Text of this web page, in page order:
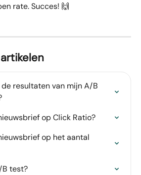
rate. Succes! 🙌
resultaten van mijn A/B
op Click Ratio?
op het aantal
B test?